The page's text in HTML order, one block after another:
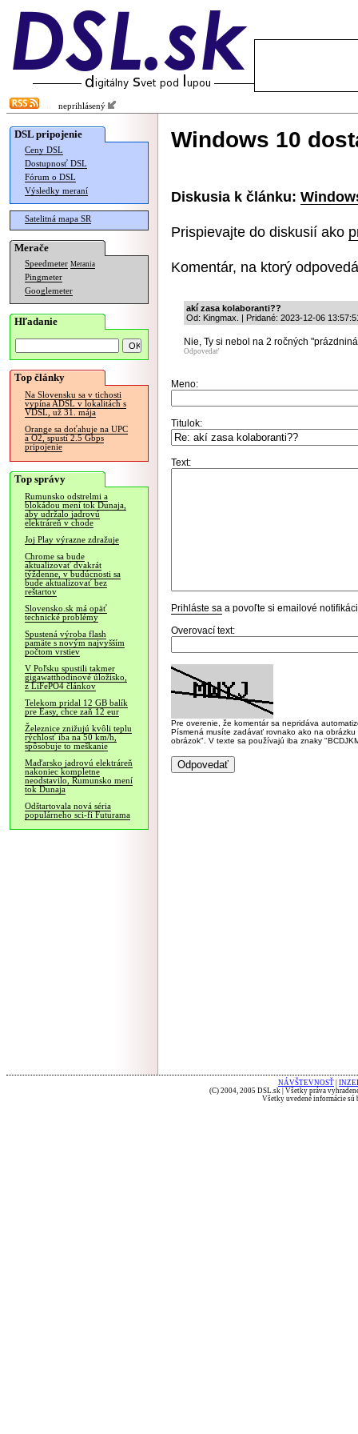
neprihlásený
DSL pripojenie
Ceny DSL
Dostupnosť DSL
Fórum o DSL
Výsledky meraní
Satelitná mapa SR
Merače
Speedmeter Merania
Pingmeter
Googlemeter
Hľadanie
Top články
Na Slovensku sa v tichosti
vypína ADSL v lokalitách s
VDSL, už 31. mája
Orange sa doťahuje na UPC
a O2, spustí 2.5 Gbps
pripojenie
Top správy
Rumunsko odstrelmi a
blokádou mení tok Dunaja,
aby udržalo jadrovú
elektráreň v chode
Joj Play výrazne zdražuje
Chrome sa bude
aktualizovať dvakrát
týždenne, v budúcnosti sa
bude aktualizovať bez
reštartov
Slovensko.sk má opäť
technické problémy
Spustená výroba flash
pamäte s novým najvyšším
počtom vrstiev
V Poľsku spustili takmer
gigawatthodinové úložisko,
z LiFePO4 článkov
Telekom pridal 12 GB balík
pre Easy, chce zaň 12 eur
Železnice znižujú kvôli teplu
rýchlosť iba na 50 km/h,
spôsobuje to meškanie
Maďarsko jadrovú elektráreň
nakoniec kompletne
neodstavilo, Rumunsko mení
tok Dunaja
Odštartovala nová séria
populárneho sci-fi Futurama
Windows 10
Diskusia k článku:
Prispievajte do diskusií ako
Komentár, na ktorý
akí zasa kolaboranti??
Od: Kingmax. | Pridané: 2023-12-06
Nie, Ty si nebol na 2 ročných
Odpovedať
Meno:
Titulok:
Text:
Prihláste sa a povoľte si emailové
Overovací text:
Pre overenie, že komentár sa nepridáva
Písmená musíte zadávať rovnako ako na
obrázok". V texte sa používajú iba znaky
NÁVŠTEVNOSŤ
(C) 2004, 2005 DSL.sk | Všetky práva
Všetky uvedené informácie sú